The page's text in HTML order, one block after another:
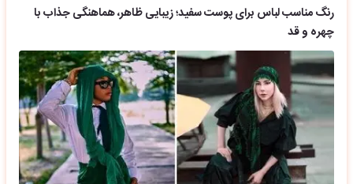
رنگ مناسب لباس برای پوست سفید؛ زیبایی ظاهر، هماهنگی جذاب با
چهره و قد